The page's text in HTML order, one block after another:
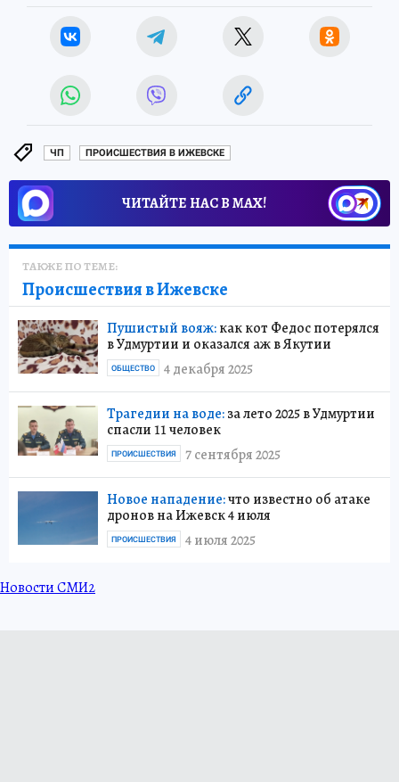
ЧП ПРОИСШЕСТВИЯ В ИЖЕВСКЕ
ЧИТАЙТЕ НАС В МАХ!
ТАКЖЕ ПО ТЕМЕ:
Происшествия в Ижевске
Пушистый вояж:как кот Федос потерялся
в Удмуртии и оказался аж в Якутии
4 декабря 2025
ОБЩЕСТВО
Трагедии на воде:за лето 2025 в Удмуртии
спасли 11 человек
7 сентября 2025
ПРОИСШЕСТВИЯ
Новое нападение:что известно об атаке
дронов на Ижевск 4 июля
4 июля 2025
ПРОИСШЕСТВИЯ
Новости СМИ2